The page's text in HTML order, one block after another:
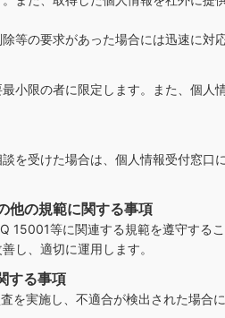
等の要求があった場合には迅速に対応
小限の者に限定します。また、個人
を受けた場合は、個人情報受付窓
他の規範に関する事項
15001等に関連する規範を遵守する
し、適切に運用します。
する事項
を実施し、不適合が検出された場合